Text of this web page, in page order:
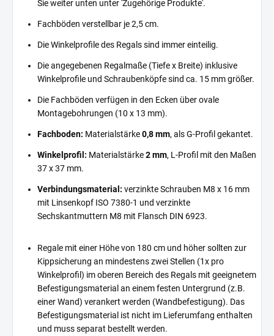
Sie weiter unten unter 'Zugehörige Produkte'.
Fachböden verstellbar je 2,5 cm.
Die Winkelprofile des Regals sind immer einteilig.
Die angegebenen Regalmaße (Tiefe x Breite) inklusive
Winkelprofile und Schraubenköpfe sind ca. 15 mm größer.
Die Fachböden verfügen in den Ecken über ovale
Montagebohrungen (10 x 13 mm).
Fachboden: Materialstärke0,8 mm, als G-Profil gekantet.
Winkelprofil: Materialstärke2 mm, L-Profil mit den Maßen
37 x 37 mm.
Verbindungsmaterial: verzinkte Schrauben M8 x 16 mm
mit Linsenkopf ISO 7380-1 und verzinkte
Sechskantmuttern M8 mit Flansch DIN 6923.
Regale mit einer Höhe von 180 cm und höher sollten zur
Kippsicherung an mindestens zwei Stellen (1x pro
Winkelprofil) im oberen Bereich des Regals mit geeignetem
Befestigungsmaterial an einem festen Untergrund (z.B.
einer Wand) verankert werden (Wandbefestigung). Das
Befestigungsmaterial ist nicht im Lieferumfang enthalten
und muss separat bestellt werden.